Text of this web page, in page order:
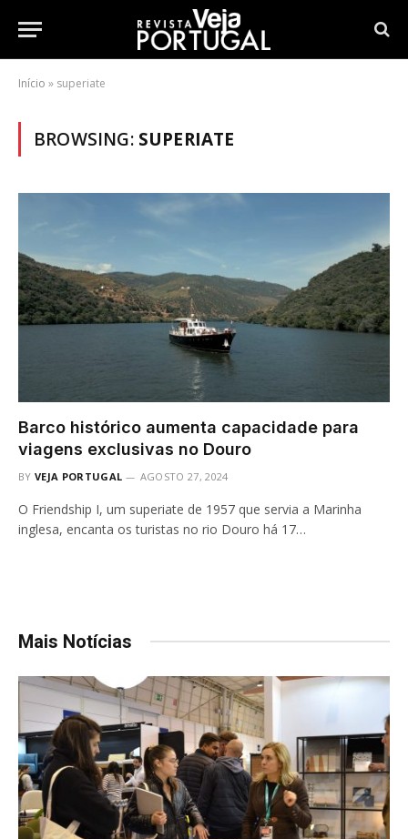
Início » superiate
BROWSING: SUPERIATE
Barco histórico aumenta capacidade para
viagens exclusivas no Douro
BY VEJA PORTUGAL AGOSTO 27, 2024
O Friendship I, um superiate de 1957 que servia a Marinha
inglesa, encanta os turistas no rio Douro há 17…
Mais Notícias